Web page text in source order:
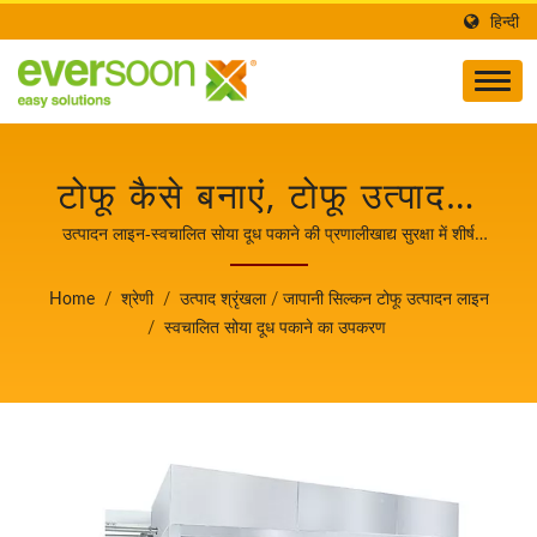
हिन्दी
टोफू कैसे बनाएं, टोफू उत्पादन,
टोफू बनाने की प्रक्रिया, टोफू
बनाने की प्रक्रिया, टोफू निर्माण,
टोफू निर्माण प्रक्रिया, टोफू
प्रक्रिया, टोफू उत्पादन, टोफू
उत्पादन लाइन-स्वचालित सोया दूध पकाने की प्रणालीखाद्य सुरक्षा में शीर्ष
प्राथमिकता के साथ स्वचालित टोफू और सोया दूध बनाने वाली मशीनरी का
नेता।
Home / श्रेणी / उत्पाद श्रृंखला / जापानी सिल्कन टोफू उत्पादन लाइन
/
स्वचालित सोया दूध पकाने का उपकरण